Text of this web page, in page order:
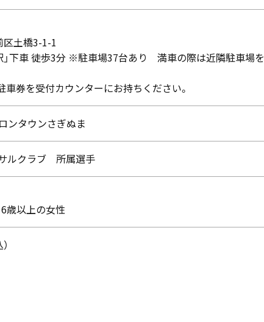
土橋3-1-1
」下車 徒歩3分 ※駐車場37台あり 満車の際は近隣駐車場を
券を受付カウンターにお持ちください。
ンタウンさぎぬま
ルクラブ 所属選手
歳以上の女性